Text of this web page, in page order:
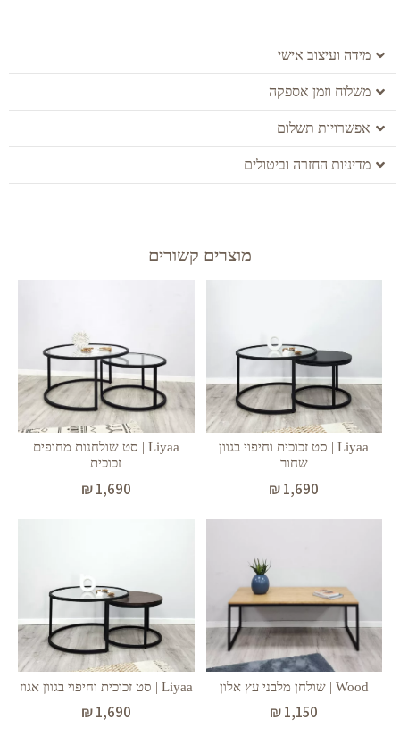
מידה ועיצוב אישי
משלוח וזמן אספקה
אפשרויות תשלום
מדיניות החזרה וביטולים
מוצרים קשורים
Liyaa | סט זכוכית וחיפוי בגוון
שחור
₪1,690
Liyaa | סט שולחנות מחופים
זכוכית
₪1,690
Wood | שולחן מלבני עץ אלון
₪1,150
Liyaa | סט זכוכית וחיפוי בגוון אגוז
₪1,690